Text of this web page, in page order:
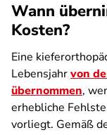
Wann
Kosten?
Eine
Lebensjahrvon
übernommen,
erhebliche
vorliegt. Gemäß